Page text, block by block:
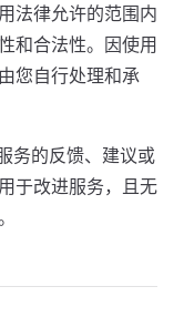
法律允许的范围内
和合法性。因使用
您自行处理和承
务的反馈、建议或
于改进服务，且无